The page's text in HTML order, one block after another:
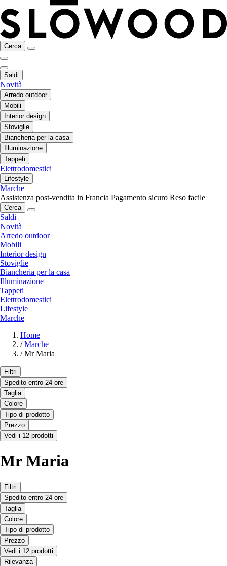
Cerca
Saldi
Novità
Arredo outdoor
Mobili
Interior design
Stoviglie
Biancheria per la casa
Illuminazione
Tappeti
Elettrodomestici
Lifestyle
Marche
Assistenza post-vendita in Francia Pagamento sicuro Reso facile
Cerca
Saldi
Novità
Arredo outdoor
Mobili
Interior design
Stoviglie
Biancheria per la casa
Illuminazione
Tappeti
Elettrodomestici
Lifestyle
Marche
Home
/ Marche
/ Mr Maria
Filtri
Spedito entro 24 ore
Taglia
Colore
Tipo di prodotto
Prezzo
Vedi i 12 prodotti
Mr Maria
Filtri
Spedito entro 24 ore
Taglia
Colore
Tipo di prodotto
Prezzo
Vedi i 12 prodotti
Rilevanza